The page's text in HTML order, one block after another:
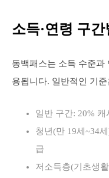
소득·연령 구
동백패스는 소득 수준과
용됩니다. 일반적인 기
일반 구간: 20%
청년(만 19세~34
급
저소득층(기초생